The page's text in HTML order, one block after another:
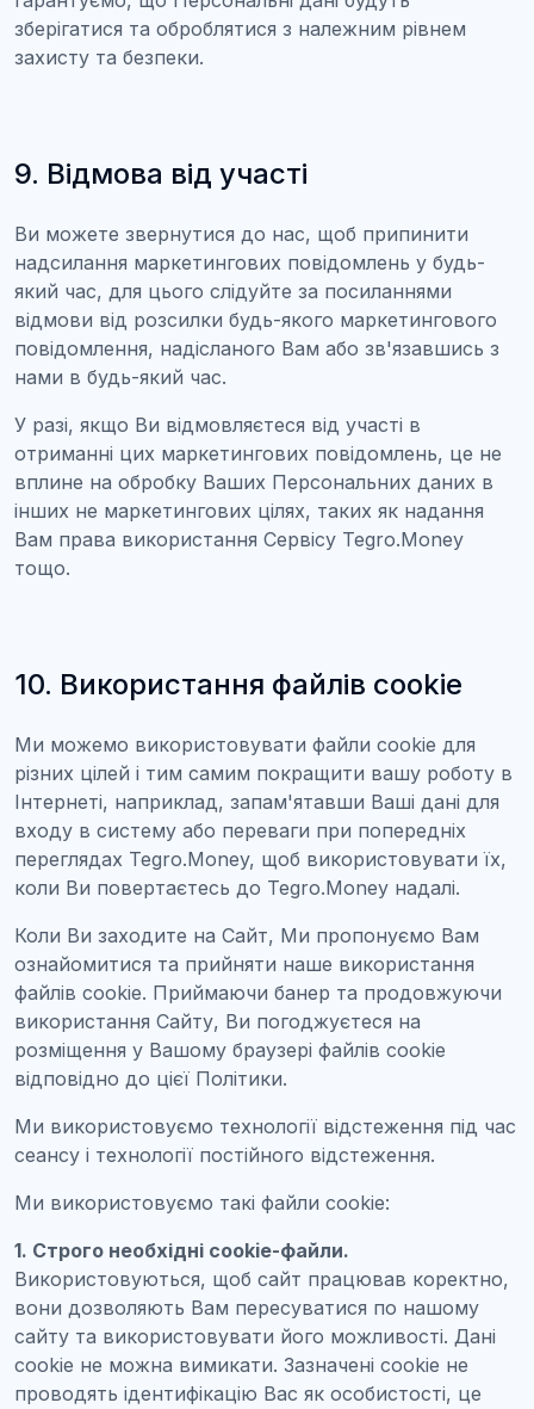
зберігатися та оброблятися з належним рівнем
захисту та безпеки.
9. Відмова від участі
Ви можете звернутися до нас, щоб припинити
надсилання маркетингових повідомлень у будь-
який час, для цього слідуйте за посиланнями
відмови від розсилки будь-якого маркетингового
повідомлення, надісланого Вам або зв'язавшись з
нами в будь-який час.
У разі, якщо Ви відмовляєтеся від участі в
отриманні цих маркетингових повідомлень, це не
вплине на обробку Ваших Персональних даних в
інших не маркетингових цілях, таких як надання
Вам права використання Сервісу Tegro.Money
тощо.
10. Використання файлів cookie
Ми можемо використовувати файли сookie для
різних цілей і тим самим покращити вашу роботу в
Інтернеті, наприклад, запам'ятавши Ваші дані для
входу в систему або переваги при попередніх
переглядах Tegro.Money, щоб використовувати їх,
коли Ви повертаєтесь до Tegro.Money надалі.
Коли Ви заходите на Сайт, Ми пропонуємо Вам
ознайомитися та прийняти наше використання
файлів cookie. Приймаючи банер та продовжуючи
використання Сайту, Ви погоджуєтеся на
розміщення у Вашому браузері файлів cookie
відповідно до цієї Політики.
Ми використовуємо технології відстеження під час
сеансу і технології постійного відстеження.
Ми використовуємо такі файли cookie:
1. Строго необхідні cookie-файли.
Використовуються, щоб сайт працював коректно,
вони дозволяють Вам пересуватися по нашому
сайту та використовувати його можливості. Дані
cookie не можна вимикати. Зазначені cookie не
проводять ідентифікацію Вас як особистості, це